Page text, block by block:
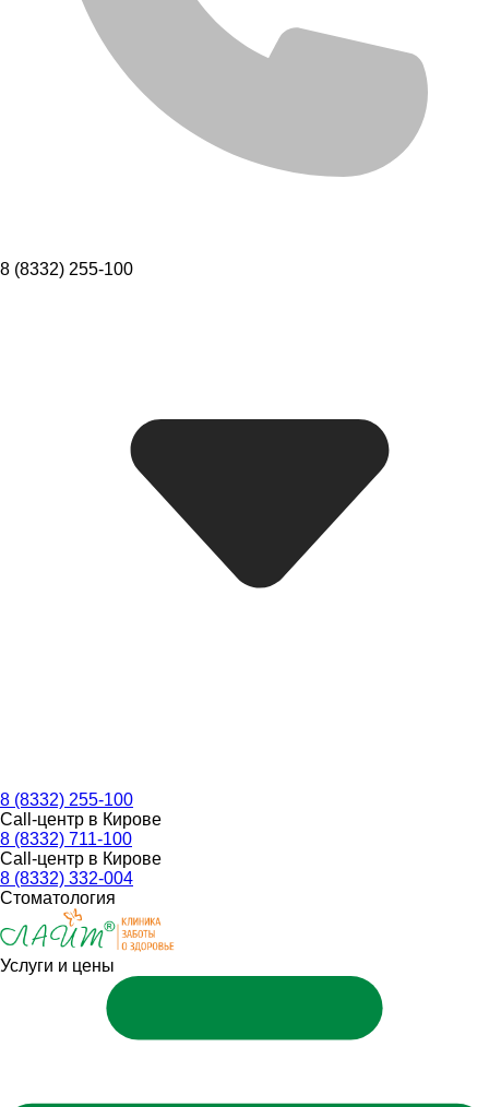
8 (8332) 255-100
8 (8332) 255-100
Call-центр в Кирове
8 (8332) 711-100
Call-центр в Кирове
8 (8332) 332-004
Стоматология
Услуги и цены